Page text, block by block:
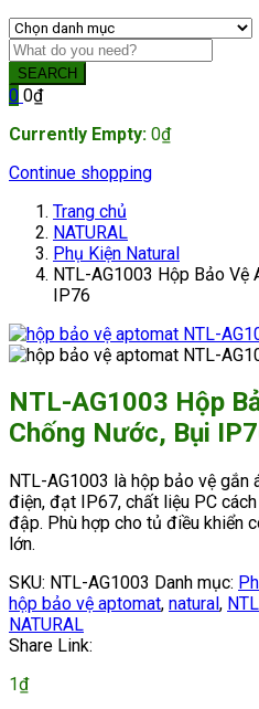
SEARCH
0 0₫
Currently Empty: 0₫
Continue shopping
Trang chủ
NATURAL
Phụ Kiện Natural
NTL-AG1003 Hộp Bảo Vệ
IP76
NTL-AG1003 Hộp
Chống Nước, Bụi
NTL-AG1003 là hộp bảo vệ
điện, đạt IP67, chất liệu PC
đập. Phù hợp cho tủ điều khiển
lớn.
SKU: NTL-AG1003 Danh mục:
hộp bảo vệ aptomat, natural ,
NATURAL
Share Link:
1₫